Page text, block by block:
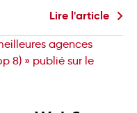
par
vous rappelle que
pour agir. Voici ce
Shopify
Lire l'article